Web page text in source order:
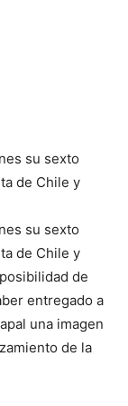
su sexto
de Chile y
su sexto
de Chile y
de
entregado a
una imagen
de la